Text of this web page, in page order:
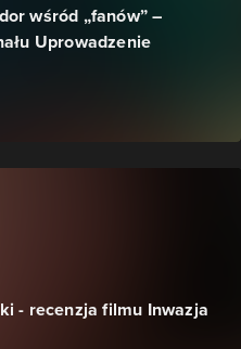
wśród „fanów” –
Uprowadzenie
- recenzja filmu Inwazja